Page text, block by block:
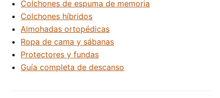
Colchones de espuma de memoria
Colchones híbridos
Almohadas ortopédicas
Ropa de cama y sábanas
Protectores y fundas
Guía completa de descanso